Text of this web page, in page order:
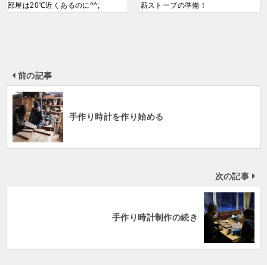
部屋は20℃近くあるのに^^; 薪ストーブの準備！
前の記事
手作り時計を作り始める
次の記事
手作り時計制作の続き